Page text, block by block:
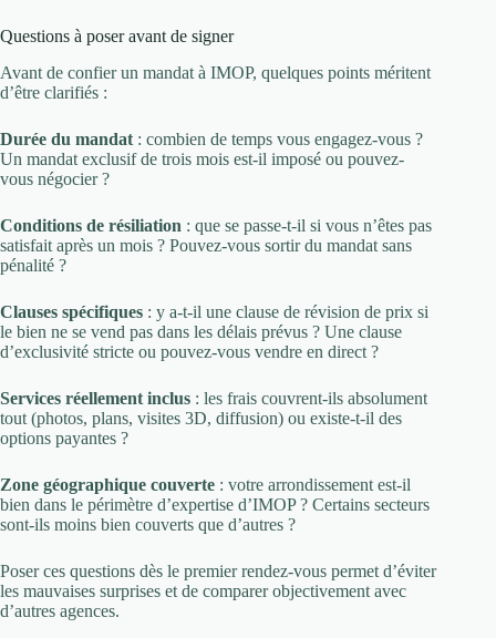
Questions à poser avant de signer
Avant de confier un mandat à IMOP, quelques points méritent
d’être clarifiés :
Durée du mandat : combien de temps vous engagez-vous ?
Un mandat exclusif de trois mois est-il imposé ou pouvez-
vous négocier ?
Conditions de résiliation : que se passe-t-il si vous n’êtes pas
satisfait après un mois ? Pouvez-vous sortir du mandat sans
pénalité ?
Clauses spécifiques : y a-t-il une clause de révision de prix si
le bien ne se vend pas dans les délais prévus ? Une clause
d’exclusivité stricte ou pouvez-vous vendre en direct ?
Services réellement inclus : les frais couvrent-ils absolument
tout (photos, plans, visites 3D, diffusion) ou existe-t-il des
options payantes ?
Zone géographique couverte : votre arrondissement est-il
bien dans le périmètre d’expertise d’IMOP ? Certains secteurs
sont-ils moins bien couverts que d’autres ?
Poser ces questions dès le premier rendez-vous permet d’éviter
les mauvaises surprises et de comparer objectivement avec
d’autres agences.